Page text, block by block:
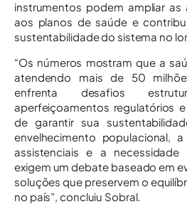
instrumentos podem ampliar as
aos planos de saúde e
sustentabilidade do sistema no
“Os números mostram que a
atendendo mais de 50
enfrenta desafios
aperfeiçoamentos regulatórios
de garantir sua
envelhecimento populacional,
assistenciais e a
exigem um debate baseado em
soluções que preservem o
no país”, concluiu Sobral.